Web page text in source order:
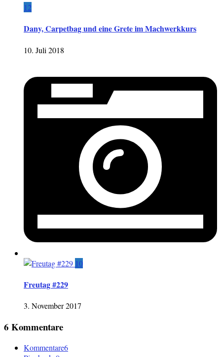
12
Dany, Carpetbag und eine Grete im Machwerkkurs
10. Juli 2018
10
Freutag #229
3. November 2017
6 Kommentare
Kommentare6